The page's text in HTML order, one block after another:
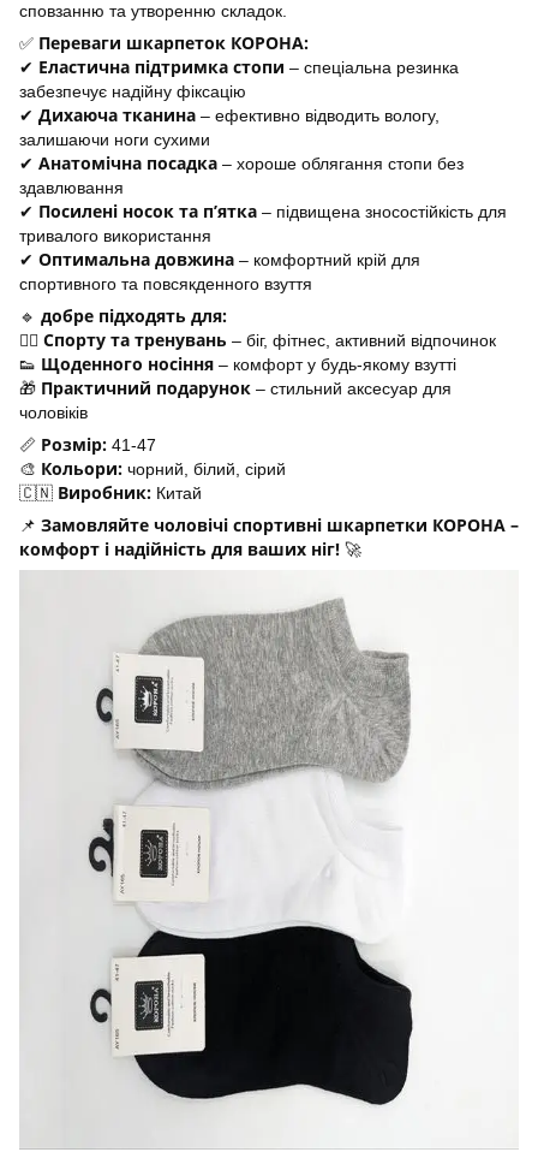
сповзанню та утворенню складок.
✅ Переваги шкарпеток КОРОНА:
✔ Еластична підтримка стопи – спеціальна резинка
забезпечує надійну фіксацію
✔ Дихаюча тканина – ефективно відводить вологу,
залишаючи ноги сухими
✔ Анатомічна посадка – хороше облягання стопи без
здавлювання
✔ Посилені носок та п’ятка – підвищена зносостійкість для
тривалого використання
✔ Оптимальна довжина – комфортний крій для
спортивного та повсякденного взуття
🔹 добре підходять для:
🏃‍♂ Спорту та тренувань – біг, фітнес, активний відпочинок
👟 Щоденного носіння – комфорт у будь-якому взутті
🎁 Практичний подарунок – стильний аксесуар для
чоловіків
📏 Розмір: 41-47
🎨 Кольори: чорний, білий, сірий
🇨🇳 Виробник: Китай
📌 Замовляйте чоловічі спортивні шкарпетки КОРОНА –
комфорт і надійність для ваших ніг! 🚀